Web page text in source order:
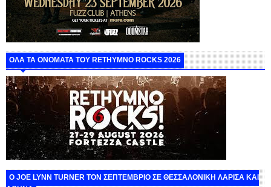
ΟΛΑ ΤΑ ΟΝΟΜΑΤΑ ΤΟΥ RETHYMNO ROCKS 2026
O JOE LYNN TURNER ΤΟΝ ΣΕΠΤΕΜΒΡΙΟ ΣΕ ΘΕΣΣΑΛΟΝΙΚΗ ΛΑΡΙΣΑ ΚΑΙ